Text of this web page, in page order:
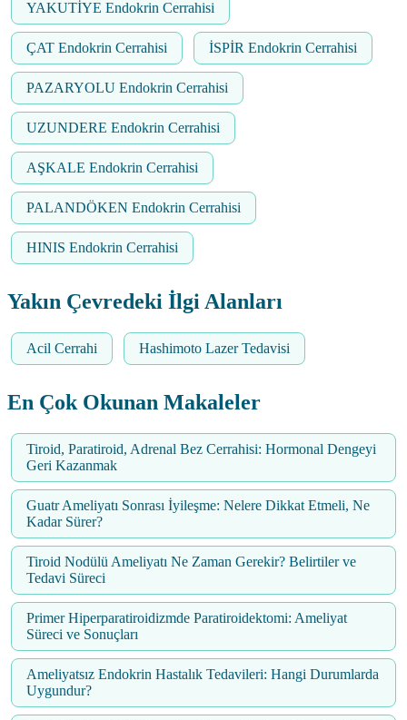
YAKUTİYE Endokrin Cerrahisi
ÇAT Endokrin Cerrahisi İSPİR Endokrin Cerrahisi
PAZARYOLU Endokrin Cerrahisi
UZUNDERE Endokrin Cerrahisi
AŞKALE Endokrin Cerrahisi
PALANDÖKEN Endokrin Cerrahisi
HINIS Endokrin Cerrahisi
Yakın Çevredeki İlgi Alanları
Acil Cerrahi Hashimoto Lazer Tedavisi
En Çok Okunan Makaleler
Tiroid, Paratiroid, Adrenal Bez Cerrahisi: Hormonal Dengeyi
Geri Kazanmak
Guatr Ameliyatı Sonrası İyileşme: Nelere Dikkat Etmeli, Ne
Kadar Sürer?
Tiroid Nodülü Ameliyatı Ne Zaman Gerekir? Belirtiler ve
Tedavi Süreci
Primer Hiperparatiroidizmde Paratiroidektomi: Ameliyat
Süreci ve Sonuçları
Ameliyatsız Endokrin Hastalık Tedavileri: Hangi Durumlarda
Uygundur?